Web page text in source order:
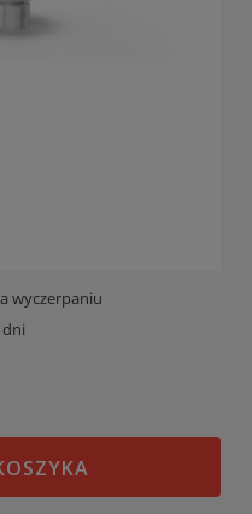
wyczerpaniu
dni